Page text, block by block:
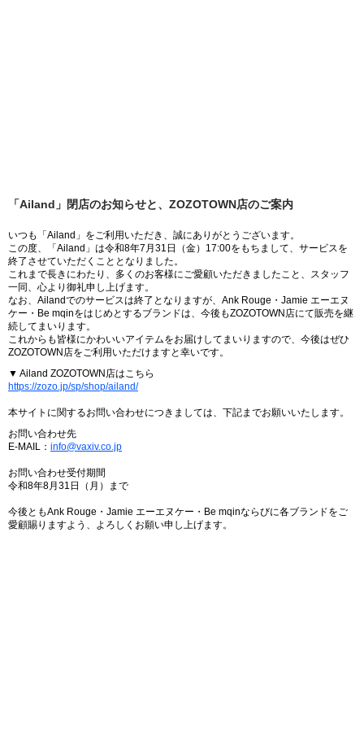
「Ailand」閉店のお知らせと、ZOZOTOWN店のご案内
いつも「Ailand」をご利用いただき、誠にありがとうございます。
この度、「Ailand」は令和8年7月31日（金）17:00をもちまして、サービスを
終了させていただくこととなりました。
これまで長きにわたり、多くのお客様にご愛顧いただきましたこと、スタッフ
一同、心より御礼申し上げます。
なお、Ailandでのサービスは終了となりますが、Ank Rouge・Jamie エーエヌ
ケー・Be mqinをはじめとするブランドは、今後もZOZOTOWN店にて販売を継
続してまいります。
これからも皆様にかわいいアイテムをお届けしてまいりますので、今後はぜひ
ZOZOTOWN店をご利用いただけますと幸いです。
▼ Ailand ZOZOTOWN店はこちら
https://zozo.jp/sp/shop/ailand/
本サイトに関するお問い合わせにつきましては、下記までお願いいたします。
お問い合わせ先
E-MAIL： info@vaxiv.co.jp
お問い合わせ受付期間
令和8年8月31日（月）まで
今後ともAnk Rouge・Jamie エーエヌケー・Be mqinならびに各ブランドをご
愛顧賜りますよう、よろしくお願い申し上げます。